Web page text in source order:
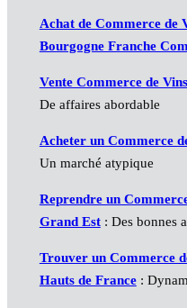
Achat de Commerce de
Bourgogne Franche
Vente Commerce de
De affaires abordable
Acheter un Commerce
Un marché atypique
Reprendre un
Grand Est : Des bonnes
Trouver un Commerce
Hauts de France :